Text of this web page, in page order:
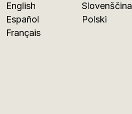
English
Español
Français
Slovenščina
Polski